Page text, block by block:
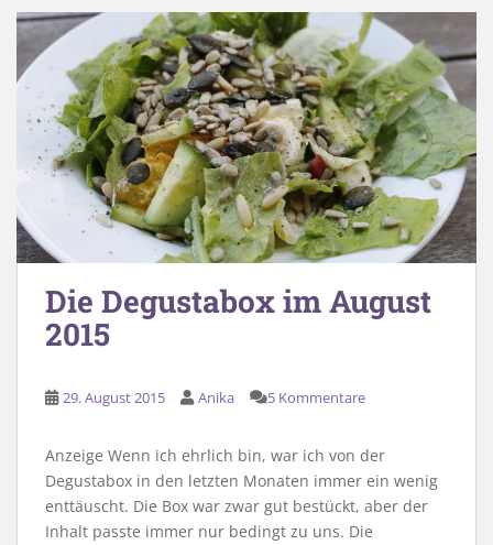
Die Degustabox im August
2015
29. August 2015 Anika 5 Kommentare
Anzeige Wenn ich ehrlich bin, war ich von der
Degustabox in den letzten Monaten immer ein wenig
enttäuscht. Die Box war zwar gut bestückt, aber der
Inhalt passte immer nur bedingt zu uns. Die